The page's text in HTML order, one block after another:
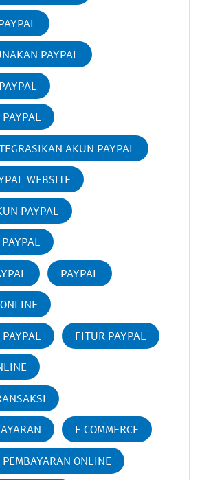
PAYPAL
AKUN PAYPAL
WEBSITE
PAYPAL
PAYPAL
FITUR PAYPAL
E COMMERCE
ONLINE